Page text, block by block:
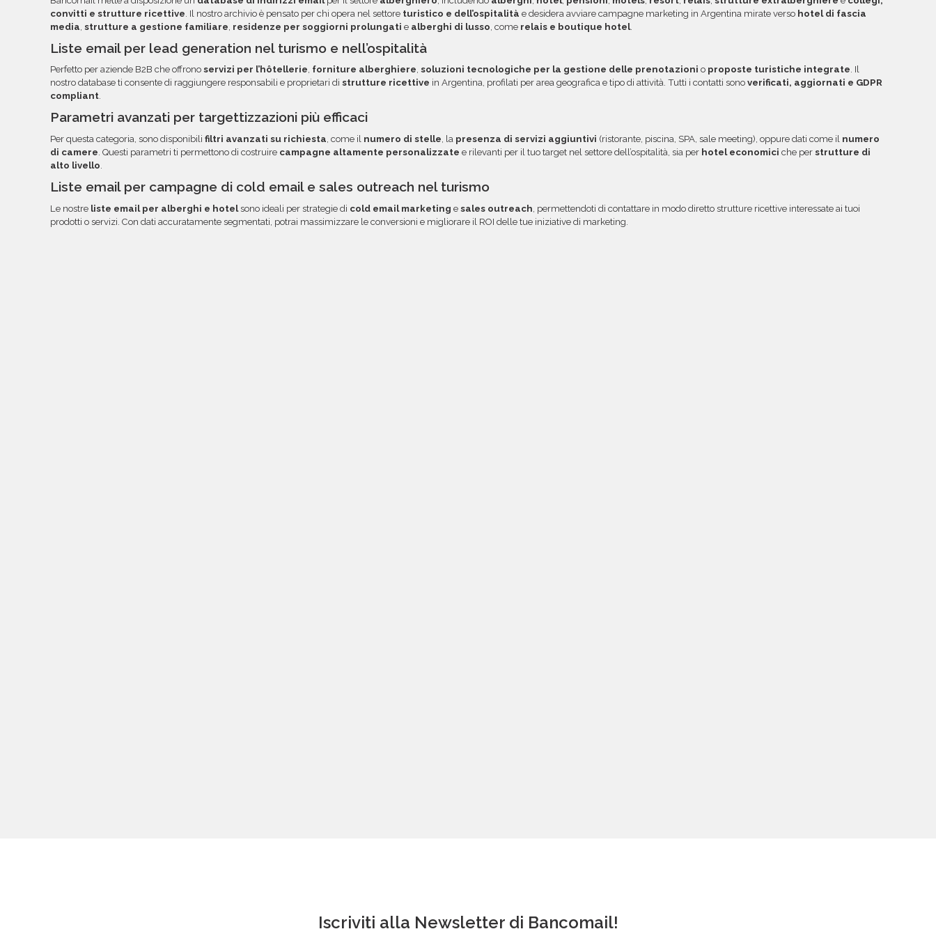
documentazione nella tua area riservata, con link diretto via email.
convitti e strutture ricettive . Il nostro archivio è pensato per chi opera nel settore turistico e dell’ospitalità e desidera avviare campagne marketing in Argentina mirate verso hotel di fascia
media strutture a gestione familiare residenze per soggiorni prolungati e alberghi di lusso , come relais e boutique hotel.
Liste email per lead generation nel turismo e nell’ospitalità
Perfetto per aziende B2B che offrono servizi per l’hôtellerie, forniture alberghiere, soluzioni tecnologiche per la gestione delle prenotazioni o proposte turistiche integrate. Il
nostro database ti consente di raggiungere responsabili e proprietari di strutture ricettive in Argentina, profilati per area geografica e tipo di attività. Tutti i contatti sono verificati, aggiornati e GDPR
compliant.
Parametri avanzati per targettizzazioni più efficaci
Per questa categoria, sono disponibili filtri avanzati su richiesta, come il numero di stelle, la presenza di servizi aggiuntivi (ristorante, piscina, SPA, sale meeting), oppure dati come il numero
di camere. Questi parametri ti permettono di costruire campagne altamente personalizzate e rilevanti per il tuo target nel settore dell’ospitalità, sia per hotel economici che per strutture di
alto livello.
Liste email per campagne di cold email e sales outreach nel turismo
Le nostre liste email per alberghi e hotelsono ideali per strategie di cold email marketing e sales outreach , permettendoti di contattare in modo diretto strutture ricettive interessate ai tuoi
prodotti o servizi. Con dati accuratamente segmentati, potrai massimizzare le conversioni e migliorare il ROI delle tue iniziative di marketing.
Iscriviti alla Newsletter di Bancomail!